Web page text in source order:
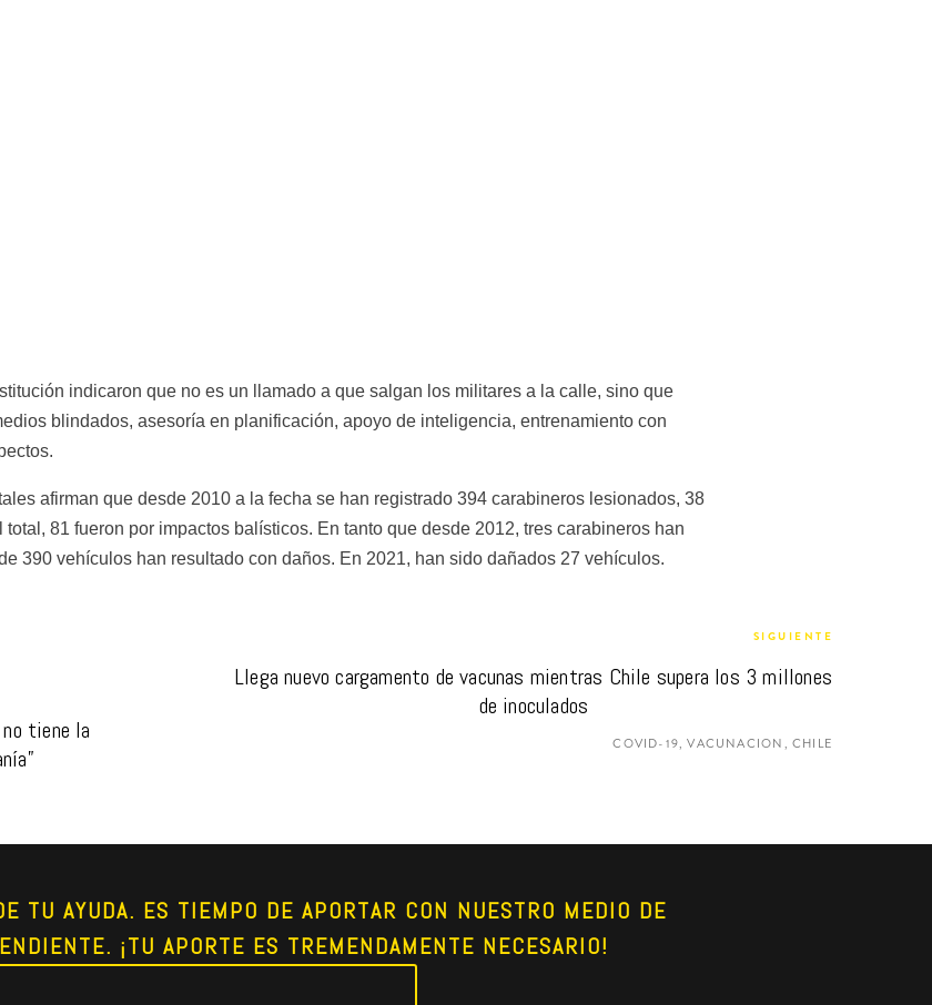
indicaron que no es un llamado a que salgan los militares a la calle, sino que
blindados, asesoría en planificación, apoyo de inteligencia, entrenamiento con
afirman que desde 2010 a la fecha se han registrado 394 carabineros lesionados, 38
81 fueron por impactos balísticos. En tanto que desde 2012, tres carabineros han
390 vehículos han resultado con daños. En 2021, han sido dañados 27 vehículos.
tiene la
SIGUIENTE
Llega nuevo cargamento de vacunas mientras Chile supera los 3 millones
de inoculados
COVID-19, VACUNACION, CHILE
TU AYUDA. ES TIEMPO DE APORTAR CON NUESTRO MEDIO DE
¡TU APORTE ES TREMENDAMENTE NECESARIO!